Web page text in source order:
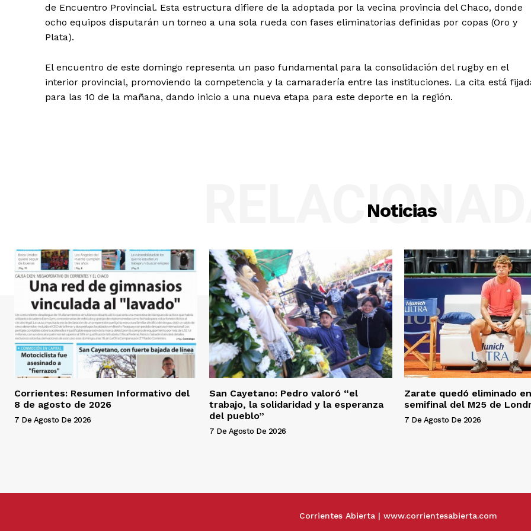
de Encuentro Provincial. Esta estructura difiere de la adoptada por la vecina provincia del Chaco, donde
ocho equipos disputarán un torneo a una sola rueda con fases eliminatorias definidas por copas (Oro y
Plata).
El encuentro de este domingo representa un paso fundamental para la consolidación del rugby en el
interior provincial, promoviendo la competencia y la camaradería entre las instituciones. La cita está
para las 10 de la mañana, dando inicio a una nueva etapa para este deporte en la región.
Noticias
Corrientes: Resumen Informativo del
8 de agosto de 2026
7 De Agosto De 2026
San Cayetano: Pedro valoró “el
trabajo, la solidaridad y la esperanza
del pueblo”
7 De Agosto De 2026
Zarate quedó eliminado
semifinal del M25 de
7 De Agosto De 2026
Corrientes Abierta | www.corrientesabierta.com